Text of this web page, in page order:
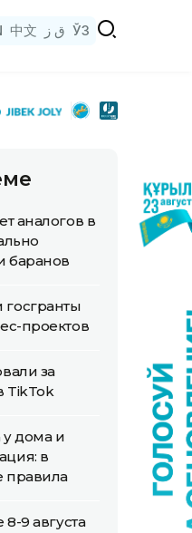
中文 ق ز ЎЗ
аналогов в
баранов
проектов
за
TikTok
у дома и
в
правила
8-9 августа